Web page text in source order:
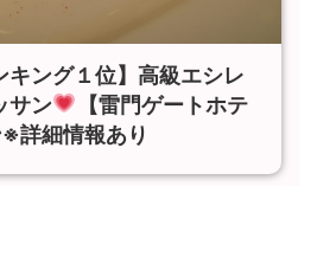
キング１位】高級エシレ
サン
【雷門ゲートホテ
詳細情報あり